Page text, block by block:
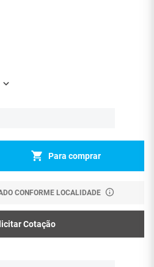
Para comprar
CONFORME LOCALIDADE
Cotação